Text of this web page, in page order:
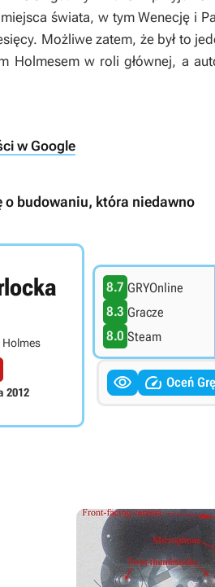
świata, w tym Wenecję i
Możliwe zatem, że był to
Holmesem w roli głównej, a
w Google
o budowaniu, która niedawno
Holmes
2012
8.7 GRYOnline
8.3 Gracze
8.0 Steam
  Oceń Grę